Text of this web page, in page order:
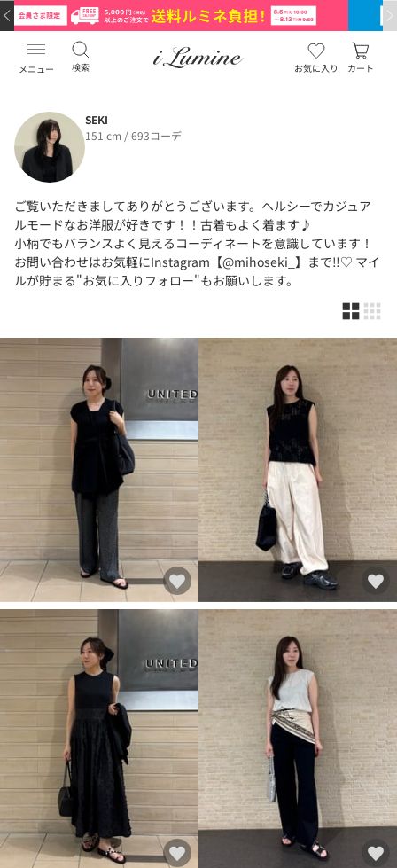
メニュー 検索 お気に入り カート
SEKI
151 cm / 693コーデ
ご覧いただきましてありがとうございます。ヘルシーでカジュア
ルモードなお洋服が好きです！！古着もよく着ます♪
小柄でもバランスよく見えるコーディネートを意識しています！
お問い合わせはお気軽にInstagram【@mihoseki_】まで‼︎♡ マイ
ルが貯まる"お気に入りフォロー"もお願いします。